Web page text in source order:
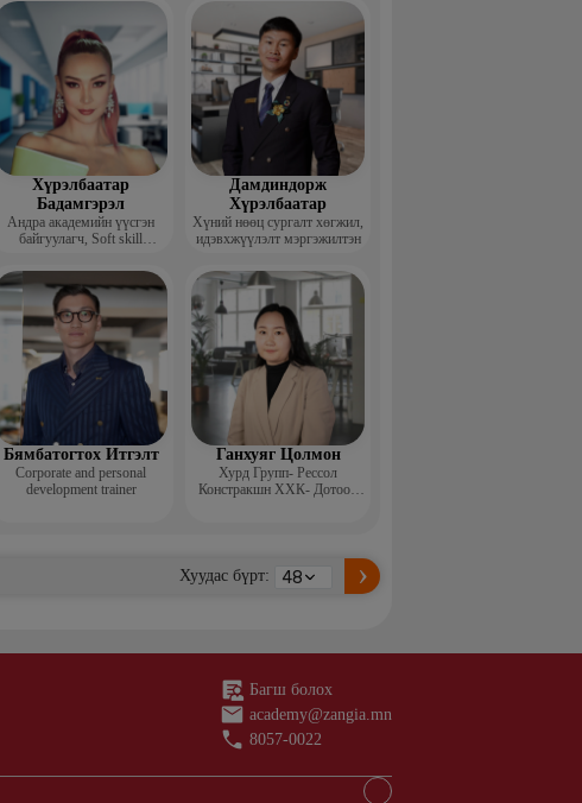
Хүрэлбаатар
Бадамгэрэл
Андра академийн үүсгэн
байгуулагч, Soft skill
Гоо зүйн ментор, Монголын
мисс, Топ модель
Дамдиндорж
Хүрэлбаатар
Хүний нөөц сургалт хөгжил,
идэвхжүүлэлт мэргэжилтэн
Бямбатогтох Итгэлт
Corporate and personal
development trainer
Ганхуяг Цолмон
Хурд Групп- Рессол
Констракшн ХХК- Дотоод
Хуудас бүрт:
Багш болох
academy@zangia.mn
8057-0022